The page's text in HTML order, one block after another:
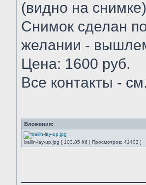
(видно на
Снимок сделан
желании -
Цена: 1600 руб.
Все контакты -
Вложения:
ballin-lay-up.jpg [ 103.85 Кб | Просмотров: 41403 ]